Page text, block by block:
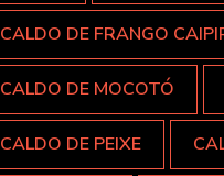
CALDO DE FRANGO
CALDO DE MOCOTÓ
CALDO DE PEIXE